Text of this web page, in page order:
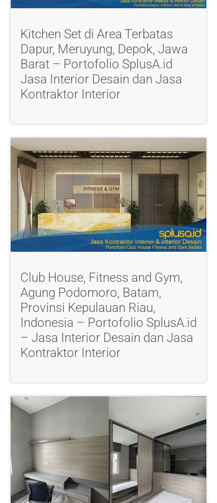
Kitchen Set di Area Terbatas
Dapur, Meruyung, Depok, Jawa
Barat – Portofolio SplusA.id
Jasa Interior Desain dan Jasa
Kontraktor Interior
Club House, Fitness and Gym,
Agung Podomoro, Batam,
Provinsi Kepulauan Riau,
Indonesia – Portofolio SplusA.id
– Jasa Interior Desain dan Jasa
Kontraktor Interior